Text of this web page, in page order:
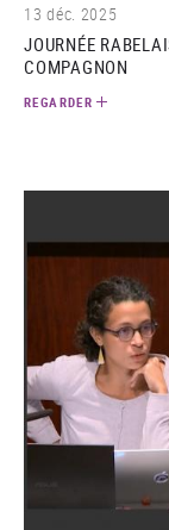
13 déc. 2025
JOURNÉE
COMPAGNON
REGARDER